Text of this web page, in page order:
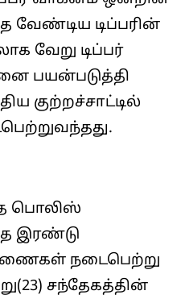
வேண்டிய டிப்பரின்
வேறு டிப்பர்
பயன்படுத்தி
குற்றச்சாட்டில்
பொலிஸ்
இரண்டு
நடைபெற்று
சந்தேகத்தின்